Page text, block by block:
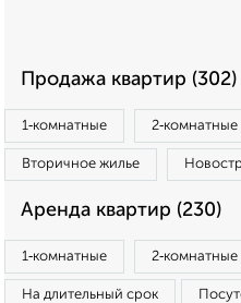
Продажа квартир (302)
1‑комнатные 2‑комнатные
Вторичное жилье
Аренда квартир (230)
1‑комнатные 2‑комнатные
На длительный срок